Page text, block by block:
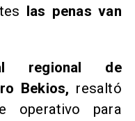
las penas van
regional de
Bekios, resaltó
operativo para